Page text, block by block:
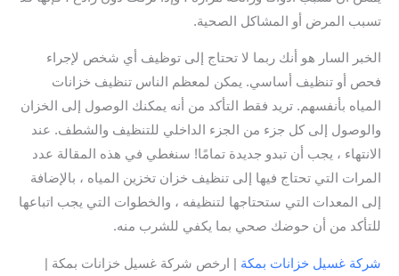
تسبب المرض أو المشاكل الصحية.
الخبر السار هو أنك ربما لا تحتاج إلى توظيف أي شخص لإجراء
فحص أو تنظيف أساسي. يمكن لمعظم الناس تنظيف خزانات
المياه بأنفسهم. تريد فقط التأكد من أنه يمكنك الوصول إلى الخزان
والوصول إلى كل جزء من الجزء الداخلي للتنظيف والشطف. عند
الانتهاء ، يجب أن تبدو جديدة تمامًا! سنغطي في هذه المقالة عدد
المرات التي تحتاج فيها إلى تنظيف خزان تخزين المياه ، بالإضافة
إلى المعدات التي ستحتاجها لتنظيفه ، والخطوات التي يجب اتباعها
للتأكد من أن حوضك صحي بما يكفي للشرب منه.
شركة غسيل خزانات بمكة | ارخص شركة غسيل خزانات بمكة |